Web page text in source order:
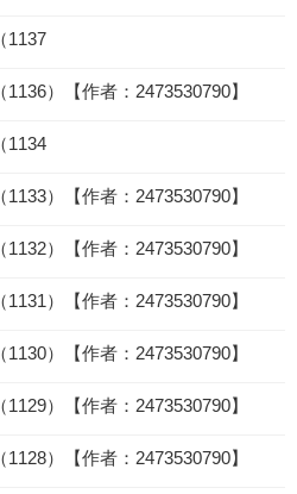
1137
）【作者：2473530790】
1134
）【作者：2473530790】
）【作者：2473530790】
）【作者：2473530790】
）【作者：2473530790】
）【作者：2473530790】
）【作者：2473530790】